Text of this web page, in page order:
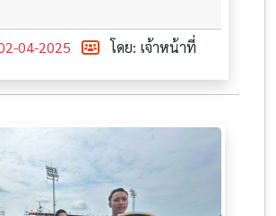
04-2025 โดย: เจ้าหน้าที่